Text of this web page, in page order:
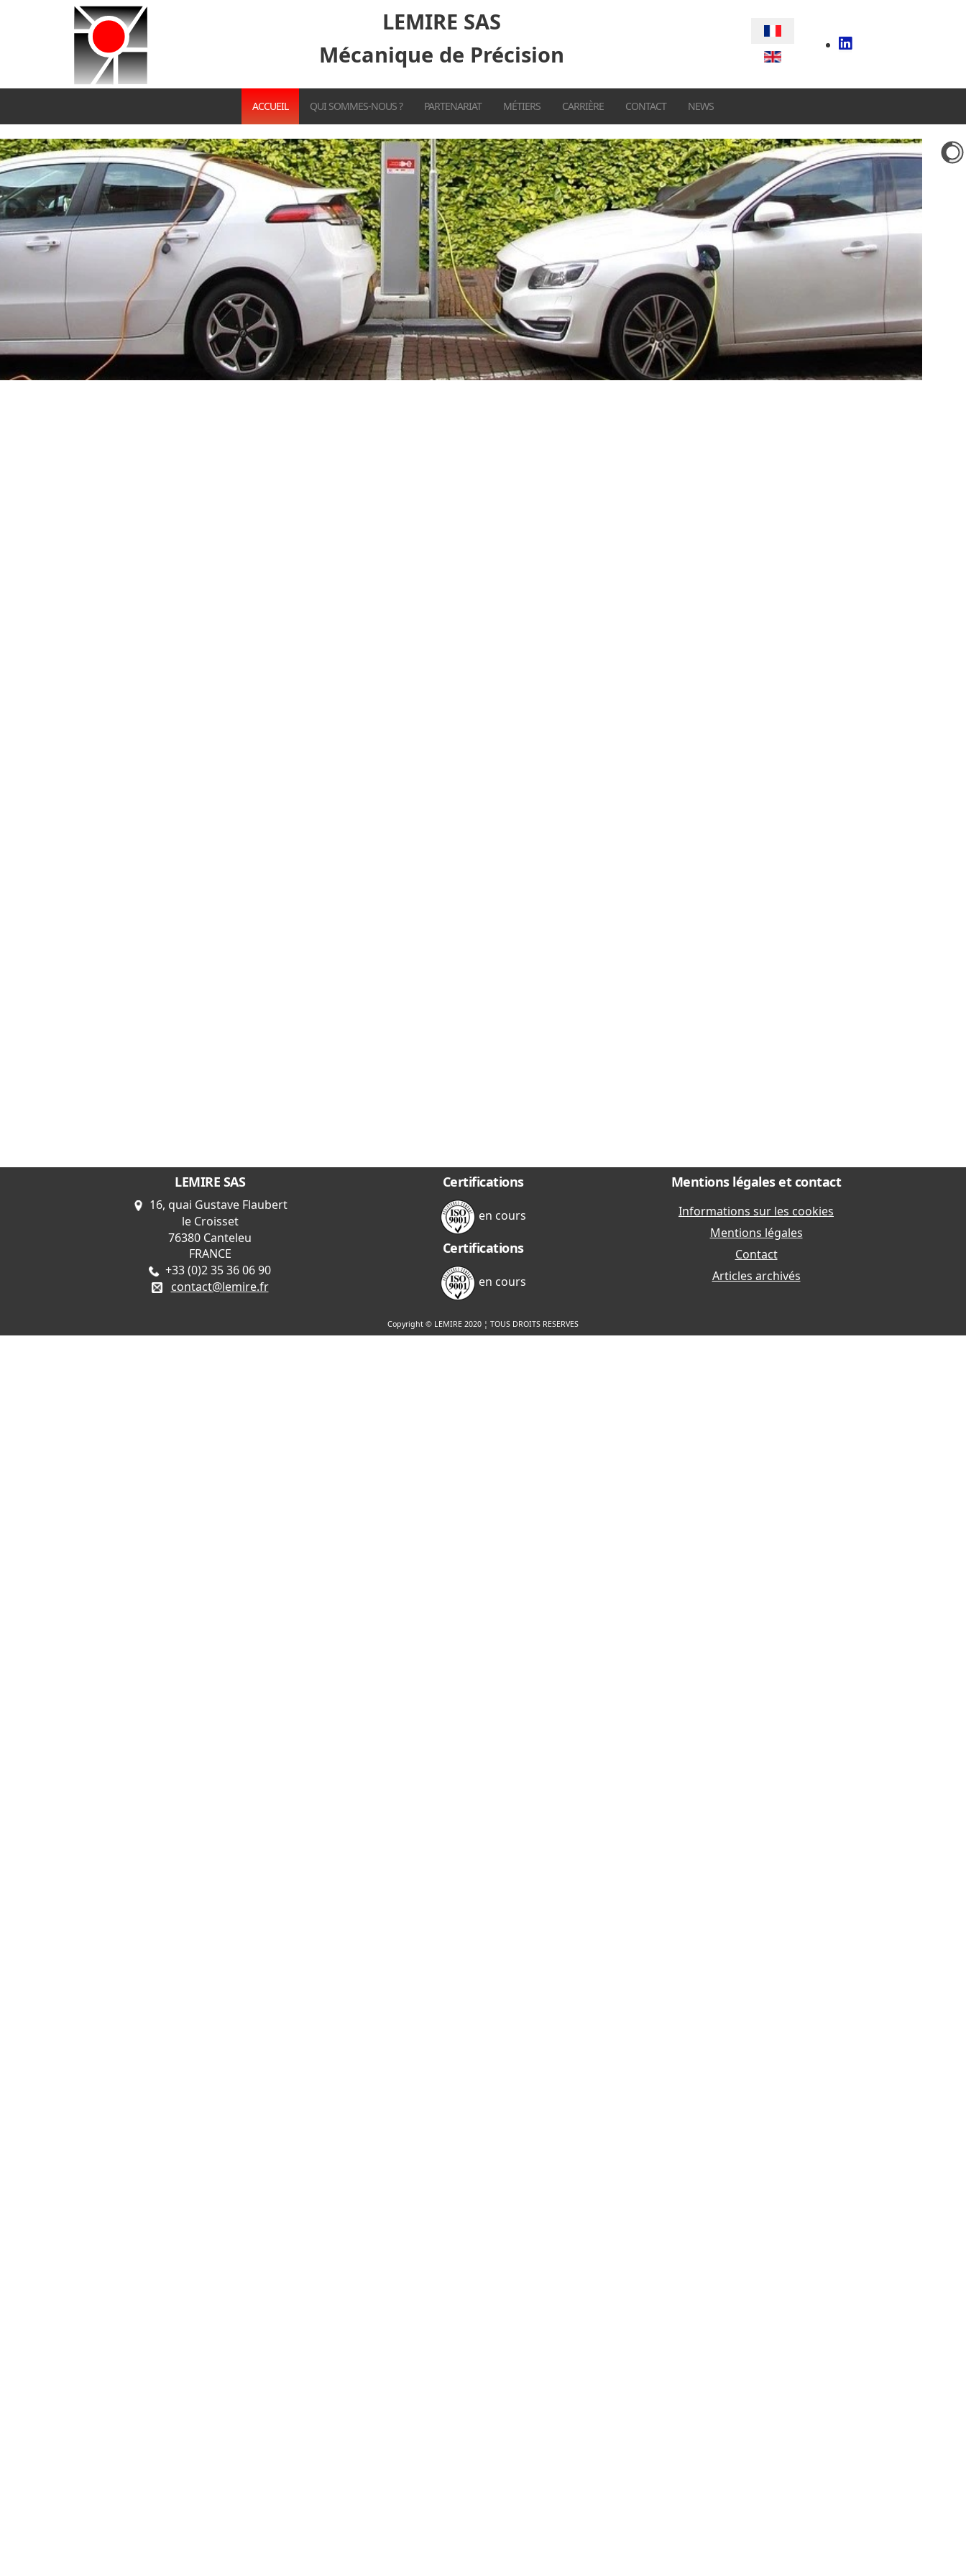
LEMIRE SAS
Mécanique de Précision
Sélectionnez votre langue
ACCUEIL QUI SOMMES-NOUS ? PARTENARIAT MÉTIERS CARRIÈRE CONTACT NEWS
LEMIRE SAS
16, quai Gustave Flaubert
le Croisset
76380 Canteleu
FRANCE
+33 (0)2 35 36 06 90
contact@lemire.fr
Certifications
en cours
Certifications
en cours
Mentions légales et contact
Informations sur les cookies
Mentions légales
Contact
Articles archivés
Copyright © LEMIRE 2020 ¦ TOUS DROITS RESERVES